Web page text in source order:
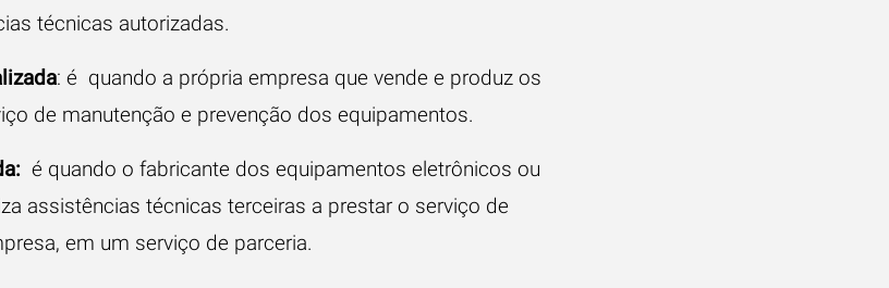
técnicas autorizadas.
: é quando a própria empresa que vende e produz os
de manutenção e prevenção dos equipamentos.
é quando o fabricante dos equipamentos eletrônicos ou
assistências técnicas terceiras a prestar o serviço de
em um serviço de parceria.